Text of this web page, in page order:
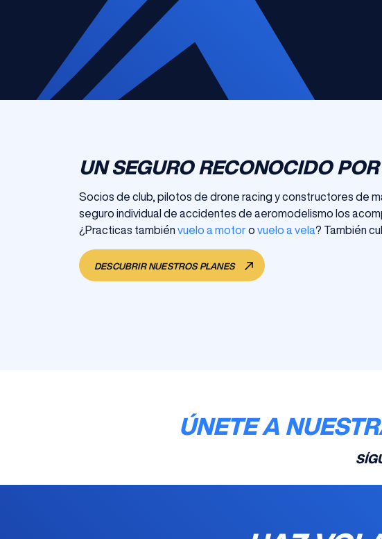
UN SEGURO RECONOCIDO
Socios de club, pilotos de drone racing y constructores de
seguro individual de accidentes de aeromodelismo los
¿Practicas también vuelo a motor o vuelo a vela? También
DESCUBRIR NUESTROS PLANES
ÚNETE A